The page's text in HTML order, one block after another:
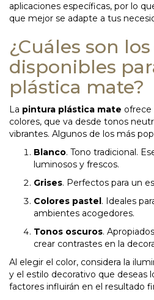
aplicaciones específicas, por lo
que mejor se adapte a tus
¿Cuáles son
disponibles
plástica mate?
La pintura plástica mate ofrece
colores, que va desde tonos
vibrantes. Algunos de los más
Blanco. Tono tradicional.
luminosos y frescos.
Grises. Perfectos para un
Colores pastel. Ideales
ambientes acogedores.
Tonos oscuros.
crear contrastes en la
Al elegir el color, considera la
y el estilo decorativo que deseas
factores influirán en el resultado